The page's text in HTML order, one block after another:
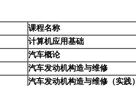
课程名称
计算机应用基础
汽车概论
汽车发动机构造与维修
汽车发动机构造与维修（实践